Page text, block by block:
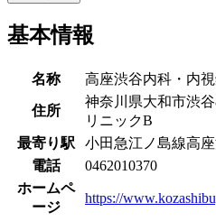
基本情報
名称 高座渋谷内科・内
住所
神奈川県大和市渋
リニックB
最寄り駅
小田急江ノ島線高
電話
0462010370
ホームペ
ージ
https://